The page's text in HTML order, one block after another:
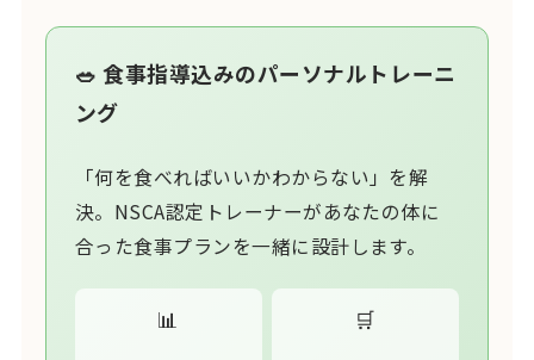
🥗 食事指導込みのパーソナルトレーニ
ング
「何を食べればいいかわからない」を解
決。NSCA認定トレーナーがあなたの体に
合った食事プランを一緒に設計します。
📊 🛒